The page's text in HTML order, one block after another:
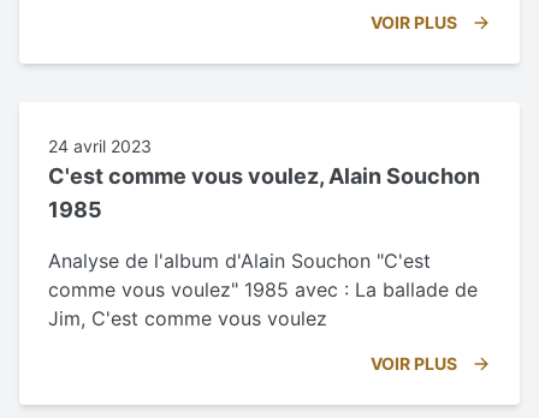
VOIR PLUS
24 avril 2023
C'est comme vous voulez, Alain Souchon
1985
Analyse de l'album d'Alain Souchon "C'est
comme vous voulez" 1985 avec : La ballade de
Jim, C'est comme vous voulez
VOIR PLUS